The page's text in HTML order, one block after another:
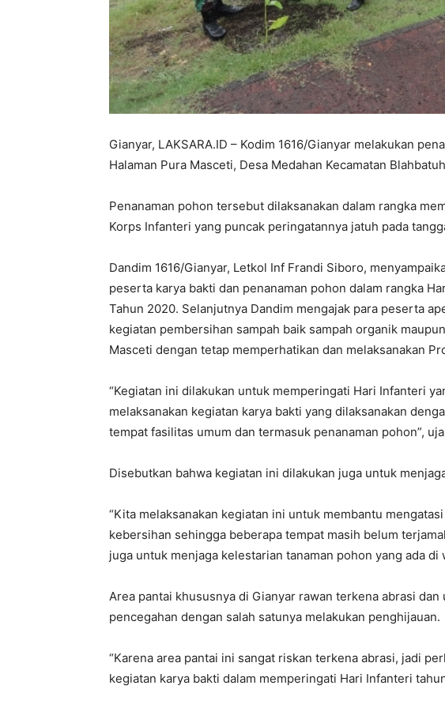
Gianyar, LAKSARA.ID – Kodim 1616/Gianyar melakukan
Halaman Pura Masceti, Desa Medahan Kecamatan
Penanaman pohon tersebut dilaksanakan dalam rangka
Korps Infanteri yang puncak peringatannya jatuh pada
Dandim 1616/Gianyar, Letkol Inf Frandi Siboro,
peserta karya bakti dan penanaman pohon dalam rangka
Tahun 2020. Selanjutnya Dandim mengajak para peserta
kegiatan pembersihan sampah baik sampah organik
Masceti dengan tetap memperhatikan dan melaksanakan
“Kegiatan ini dilakukan untuk memperingati Hari Infanteri
melaksanakan kegiatan karya bakti yang dilaksanakan
tempat fasilitas umum dan termasuk penanaman pohon”,
Disebutkan bahwa kegiatan ini dilakukan juga untuk
“Kita melaksanakan kegiatan ini untuk membantu
kebersihan sehingga beberapa tempat masih belum
juga untuk menjaga kelestarian tanaman pohon yang ada di
Area pantai khususnya di Gianyar rawan terkena abrasi
pencegahan dengan salah satunya melakukan penghijauan.
“Karena area pantai ini sangat riskan terkena abrasi, jadi
kegiatan karya bakti dalam memperingati Hari Infanteri